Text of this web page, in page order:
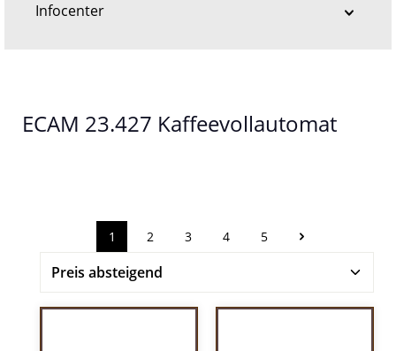
Infocenter
ECAM 23.427 Kaffeevollautomat
Seite
1 Seite
2 Seite
3 Seite
4 Seite
5